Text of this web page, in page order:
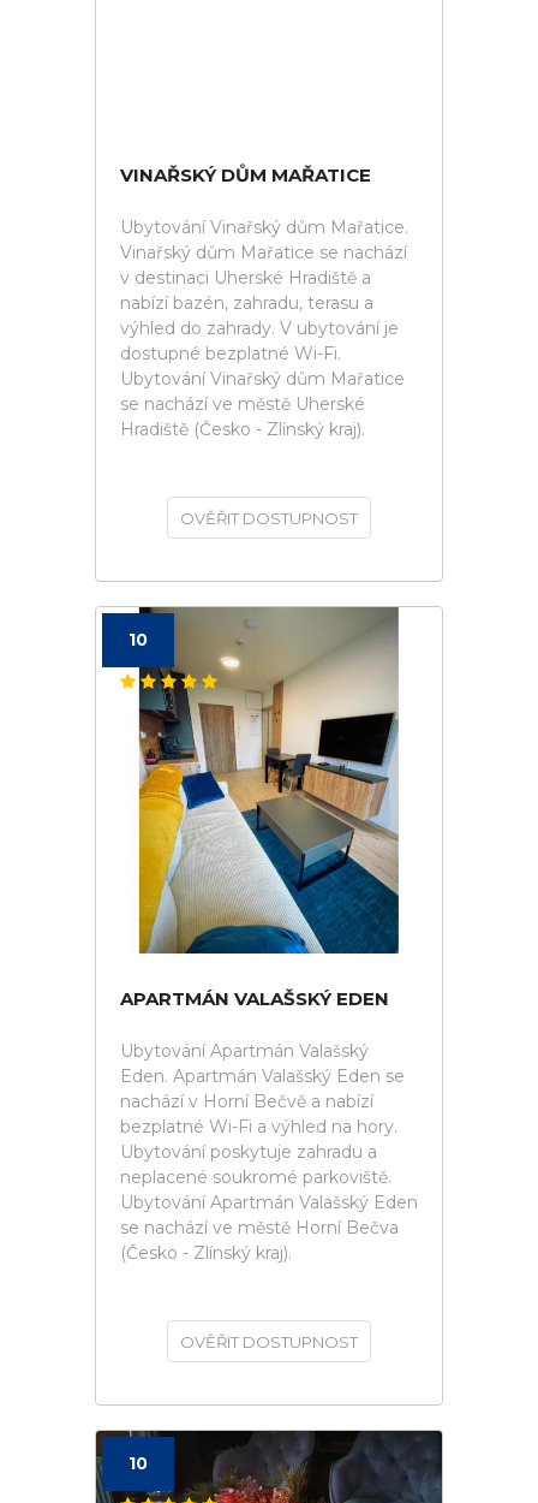
VINAŘSKÝ DŮM MAŘATICE
Ubytování Vinařský dům Mařatice.
Vinařský dům Mařatice se nachází
v destinaci Uherské Hradiště a
nabízí bazén, zahradu, terasu a
výhled do zahrady. V ubytování je
dostupné bezplatné Wi-Fi.
Ubytování Vinařský dům Mařatice
se nachází ve městě Uherské
Hradiště (Česko - Zlínský kraj).
OVĚŘIT DOSTUPNOST
10
APARTMÁN VALAŠSKÝ EDEN
Ubytování Apartmán Valašský
Eden. Apartmán Valašský Eden se
nachází v Horní Bečvě a nabízí
bezplatné Wi-Fi a výhled na hory.
Ubytování poskytuje zahradu a
neplacené soukromé parkoviště.
Ubytování Apartmán Valašský Eden
se nachází ve městě Horní Bečva
(Česko - Zlínský kraj).
OVĚŘIT DOSTUPNOST
10